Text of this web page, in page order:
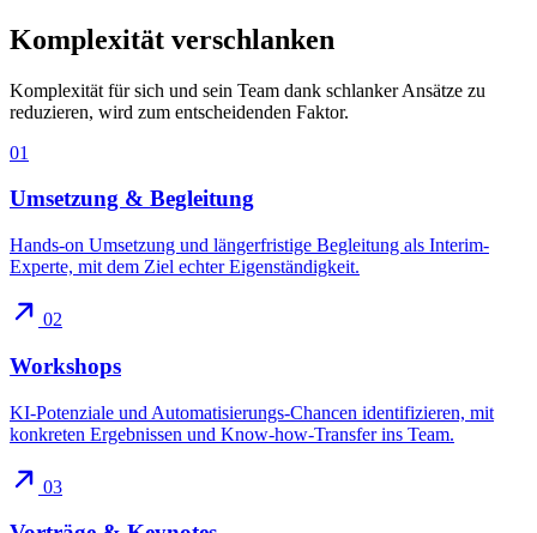
Komplexität verschlanken
Komplexität für sich und sein Team dank schlanker Ansätze zu
reduzieren, wird zum entscheidenden Faktor.
01
Umsetzung & Begleitung
Hands-on Umsetzung und längerfristige Begleitung als Interim-
Experte, mit dem Ziel echter Eigenständigkeit.
02
Workshops
KI-Potenziale und Automatisierungs-Chancen identifizieren, mit
konkreten Ergebnissen und Know-how-Transfer ins Team.
03